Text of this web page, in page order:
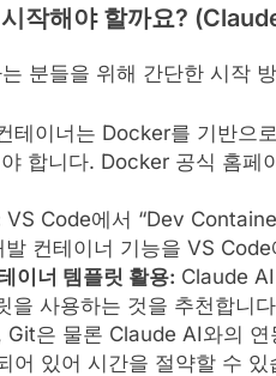
작해야 할까요?
분들을 위해 간단한 시작
테이너는 Docker를 기반으
합니다. Docker 공식 홈페
VS Code에서 “Dev
컨테이너 기능을 VS
이너 템플릿 활용: Claude
을 사용하는 것을 추천합니
은 물론 Claude AI와의 연
어 있어 시간을 절약할 수 있